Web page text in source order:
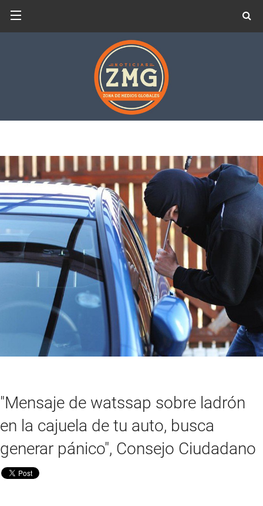
"Mensaje de watssap sobre ladrón
en la cajuela de tu auto, busca
generar pánico", Consejo Ciudadano